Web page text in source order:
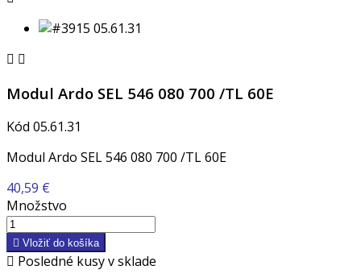
 
Modul Ardo SEL 546 080 700 /TL 60E
Kód 05.61.31
Modul Ardo SEL 546 080 700 /TL 60E
40,59 €
Množstvo
 Vložiť do košíka
 Posledné kusy v sklade